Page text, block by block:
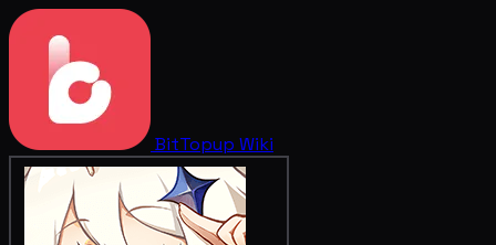
BitTopup Wiki